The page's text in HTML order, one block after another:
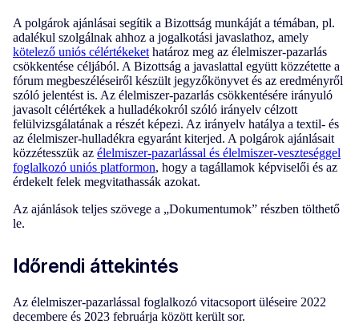
A polgárok ajánlásai segítik a Bizottság munkáját a témában, pl.
adalékul szolgálnak ahhoz a jogalkotási javaslathoz, amely
kötelező uniós célértékeket határoz meg az élelmiszer-pazarlás
csökkentése céljából. A Bizottság a javaslattal együtt közzétette a
fórum megbeszéléseiről készült jegyzőkönyvet és az eredményről
szóló jelentést is. Az élelmiszer-pazarlás csökkentésére irányuló
javasolt célértékek a hulladékokról szóló irányelv célzott
felülvizsgálatának a részét képezi. Az irányelv hatálya a textil- és
az élelmiszer-hulladékra egyaránt kiterjed. A polgárok ajánlásait
közzétesszük az élelmiszer-pazarlással és élelmiszer-veszteséggel
foglalkozó uniós platformon, hogy a tagállamok képviselői és az
érdekelt felek megvitathassák azokat.
Az ajánlások teljes szövege a „Dokumentumok” részben tölthető
le.
Időrendi áttekintés
Az élelmiszer-pazarlással foglalkozó vitacsoport üléseire 2022
decembere és 2023 februárja között került sor.